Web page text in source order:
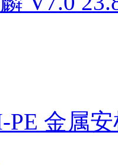
PE 金属